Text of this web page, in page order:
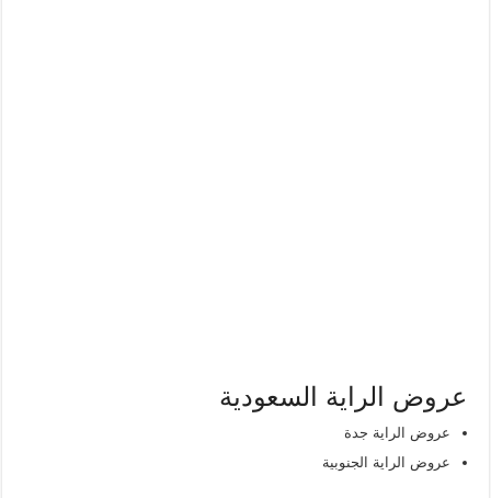
عروض الراية السعودية
عروض الراية جدة
عروض الراية الجنوبية